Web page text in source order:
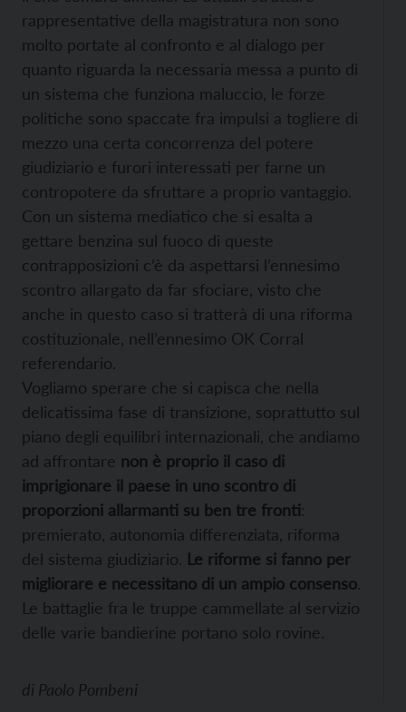
rappresentative della magistratura non sono
molto portate al confronto e al dialogo per
quanto riguarda la necessaria messa a punto di
un sistema che funziona maluccio, le forze
politiche sono spaccate fra impulsi a togliere di
mezzo una certa concorrenza del potere
giudiziario e furori interessati per farne un
contropotere da sfruttare a proprio vantaggio.
Con un sistema mediatico che si esalta a
gettare benzina sul fuoco di queste
contrapposizioni c’è da aspettarsi l’ennesimo
scontro allargato da far sfociare, visto che
anche in questo caso si tratterà di una riforma
costituzionale, nell’ennesimo OK Corral
referendario.
Vogliamo sperare che si capisca che nella
delicatissima fase di transizione, soprattutto sul
piano degli equilibri internazionali, che andiamo
ad affrontare non è proprio il caso di
imprigionare il paese in uno scontro di
proporzioni allarmanti su ben tre fronti:
premierato, autonomia differenziata, riforma
del sistema giudiziario. Le riforme si fanno per
migliorare e necessitano di un ampio consenso.
Le battaglie fra le truppe cammellate al servizio
delle varie bandierine portano solo rovine.
di Paolo Pombeni